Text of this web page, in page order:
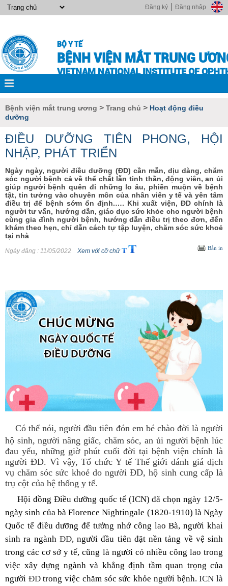
Đăng nhập
Đăng ký
BỘ Y TẾ
BỆNH VIỆN MẮT TRUNG
VIETNAM NATIONAL INSTITUTE OF
Bệnh viện mắt trung ương > Trang chủ > Hoạt động điều
dưỡng
ĐIỀU DƯỠNG TIÊN PHONG, HỘI
NHẬP, PHÁT TRIỂN
Ngày ngày, người điều dưỡng (ĐD) cần mẫn, dịu dàng, chăm
sóc người bệnh cả về thể chất lẫn tinh thần, động viên, an ủi
giúp người bệnh quên đi những lo âu, phiền muộn về bệnh
tật, tin tưởng vào chuyên môn của nhân viên y tế và yên tâm
điều trị để bệnh sớm ổn định.…. Khi xuất viện, ĐD chính là
người tư vấn, hướng dẫn, giáo dục sức khỏe cho người bệnh
cùng gia đình người bệnh, hướng dẫn điều trị theo đơn, đến
khám theo hẹn, chỉ dẫn cách tự tập luyện, chăm sóc sức khoẻ
tại nhà
Ngày đăng : 11/05/2022 Xem với cỡ chữ Bản in
Có thể nói, người đầu tiên đón em bé chào đời là người
hộ sinh, người nâng giấc, chăm sóc, an ủi người bệnh lúc
đau yếu, những giờ phút cuối đời tại bệnh viện chính là
người ĐD. Vì vậy, Tổ chức Y tế Thế giới đánh giá dịch
vụ chăm sóc sức khoẻ do người ĐD, hộ sinh cung cấp là
trụ cột của hệ thống y tế.
Hội đồng Điều dưỡng quốc tế (ICN) đã chọn ngày 12/5-
ngày sinh của bà Florence Nightingale (1820-1910) là Ngày
Quốc tế điều dưỡng để tưởng nhớ công lao Bà, người khai
sinh ra ngành ĐD, người đầu tiên đặt nền tảng về vệ sinh
trong các cơ sở y tế, cũng là người có nhiều công lao trong
việc xây dựng ngành và khẳng định tầm quan trọng của
người ĐDtrong việc chăm sóc sức khỏe người bệnh.ICN là